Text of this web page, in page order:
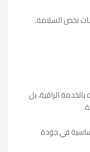
تخص السلامة.
الراقية، بل
في جودة